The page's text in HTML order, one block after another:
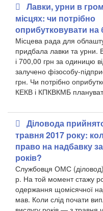
Лавки, урни в
місцях: чи потрібно
оприбутковувати на
Місцева рада для
придбала лавки та урни.
і 700,00 грн за одиницю
залучено фізособу-
грн. Чи потрібно
КЕКВ і КПКВКМБ
Діловода
травня 2017 року:
право на надбавку
років?
Службовця ОМС
р. На той момент стажу
одержання щомісячної
мав. Коли слід почати